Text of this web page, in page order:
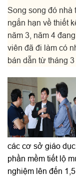
Song song đó
ngắn hạn về thiết
năm 3, năm 4
viên đã đi làm có
bán dẫn từ tháng
các cơ sở giáo
phần mềm tiết lộ
nghiệm lên đến